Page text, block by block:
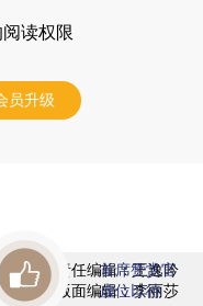
读权限
员升级
责任编辑：王逸吟
版面编辑：李丽莎
首席赞赏官
虚位以待